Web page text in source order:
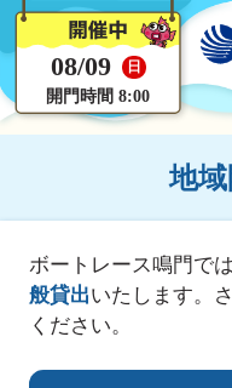
08/09 日
開門時間 8:00
地
ボートレース鳴門で
般貸出いたします。
ください。